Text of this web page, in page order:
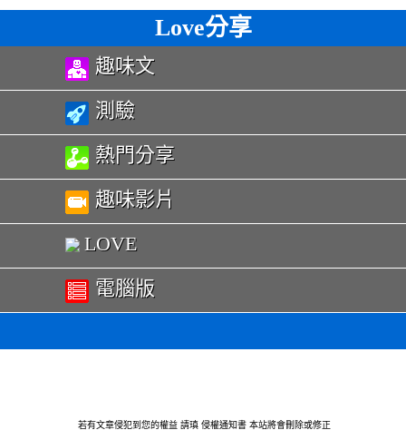
Love分享
趣味文
測驗
熱門分享
趣味影片
LOVE
電腦版
若有文章侵犯到您的權益 請瑱 侵權通知書 本站將會刪除或修正